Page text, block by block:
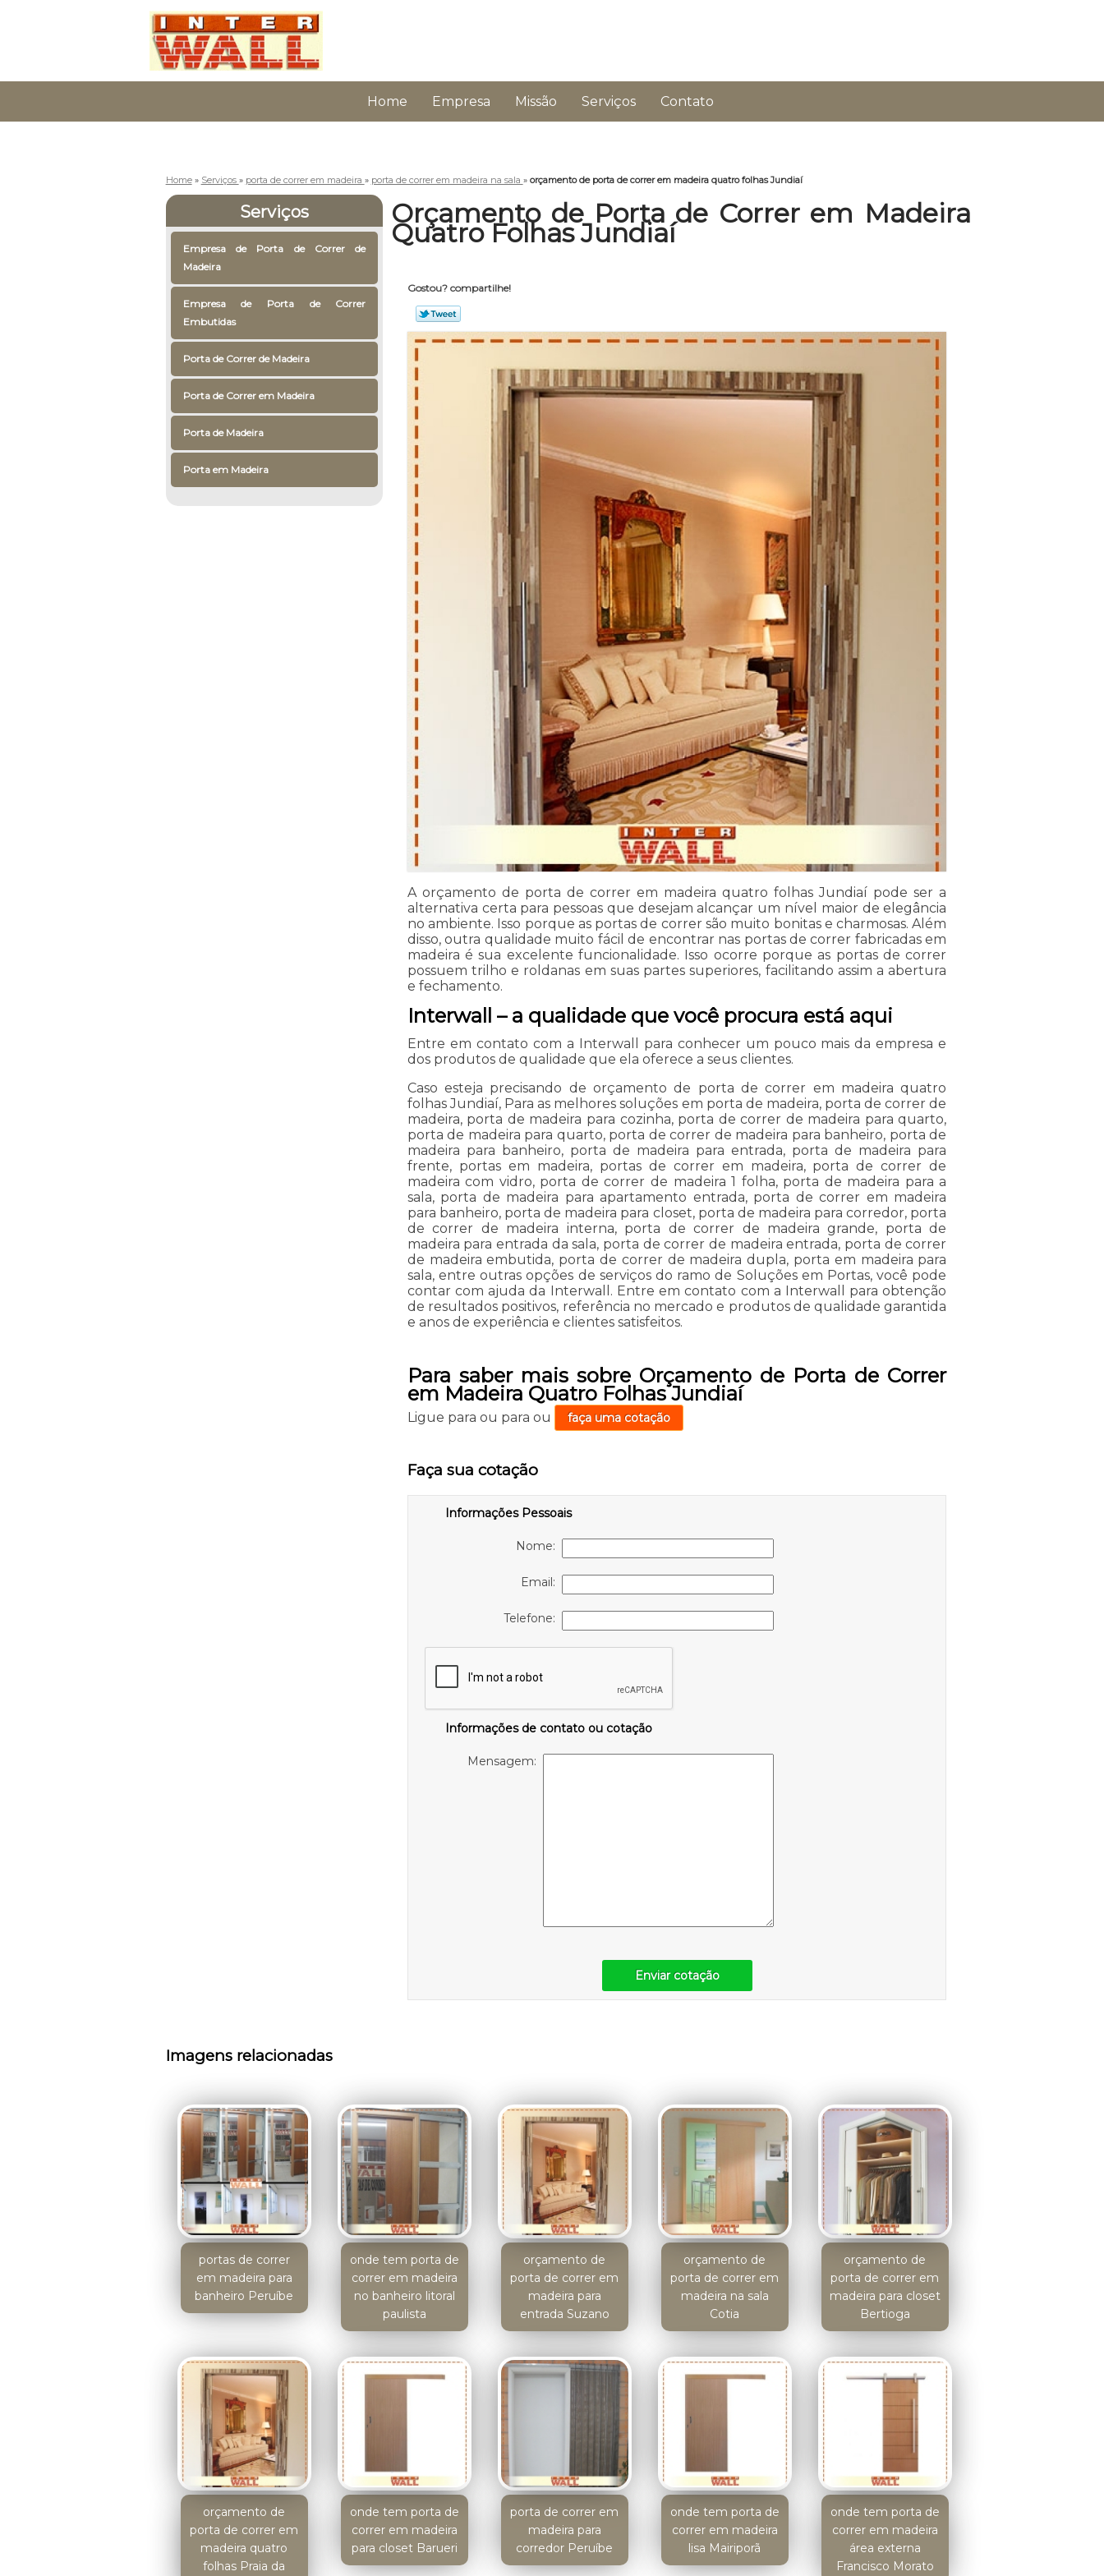
Home Empresa Missão Serviços Contato
Home » Serviços » porta de correr em madeira » porta de correr em madeira na sala » orçamento de porta de correr em madeira quatro folhas Jundiaí
Serviços
Empresa de Porta de Correr de
Madeira
Empresa de Porta de Correr
Embutidas
Porta de Correr de Madeira
Porta de Correr em Madeira
Porta de Madeira
Porta em Madeira
Orçamento de Porta de Correr em Madeira
Quatro Folhas Jundiaí
Gostou? compartilhe!
A orçamento de porta de correr em madeira quatro folhas Jundiaí pode ser a
alternativa certa para pessoas que desejam alcançar um nível maior de elegância
no ambiente. Isso porque as portas de correr são muito bonitas e charmosas. Além
disso, outra qualidade muito fácil de encontrar nas portas de correr fabricadas em
madeira é sua excelente funcionalidade. Isso ocorre porque as portas de correr
possuem trilho e roldanas em suas partes superiores, facilitando assim a abertura
e fechamento.
Interwall – a qualidade que você procura está aqui
Entre em contato com a Interwall para conhecer um pouco mais da empresa e
dos produtos de qualidade que ela oferece a seus clientes.
Caso esteja precisando de orçamento de porta de correr em madeira quatro
folhas Jundiaí, Para as melhores soluções em porta de madeira, porta de correr de
madeira, porta de madeira para cozinha, porta de correr de madeira para quarto,
porta de madeira para quarto, porta de correr de madeira para banheiro, porta de
madeira para banheiro, porta de madeira para entrada, porta de madeira para
frente, portas em madeira, portas de correr em madeira, porta de correr de
madeira com vidro, porta de correr de madeira 1 folha, porta de madeira para a
sala, porta de madeira para apartamento entrada, porta de correr em madeira
para banheiro, porta de madeira para closet, porta de madeira para corredor, porta
de correr de madeira interna, porta de correr de madeira grande, porta de
madeira para entrada da sala, porta de correr de madeira entrada, porta de correr
de madeira embutida, porta de correr de madeira dupla, porta em madeira para
sala, entre outras opções de serviços do ramo de Soluções em Portas, você pode
contar com ajuda da Interwall. Entre em contato com a Interwall para obtenção
de resultados positivos, referência no mercado e produtos de qualidade garantida
e anos de experiência e clientes satisfeitos.
Para saber mais sobre Orçamento de Porta de Correr
em Madeira Quatro Folhas Jundiaí
Ligue para ou para ou faça uma cotação
Faça sua cotação
Informações Pessoais
Nome:
Email:
Telefone:
Informações de contato ou cotação
Mensagem:
Enviar cotação
Imagens relacionadas
portas de correr
em madeira para
banheiro Peruíbe
onde tem porta de
correr em madeira
no banheiro litoral
paulista
orçamento de
porta de correr em
madeira para
entrada Suzano
orçamento de
porta de correr em
madeira na sala
Cotia
orçamento de
porta de correr em
madeira para closet
Bertioga
orçamento de
porta de correr em
madeira quatro
folhas Praia da
onde tem porta de
correr em madeira
para closet Barueri
porta de correr em
madeira para
corredor Peruíbe
onde tem porta de
correr em madeira
lisa Mairiporã
onde tem porta de
correr em madeira
área externa
Francisco Morato